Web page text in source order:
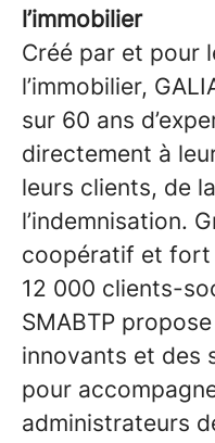
l’immobilier
Créé par et pour
l’immobilier,
sur 60 ans
directement à
leurs clients, de
l’indemnisation.
coopératif et fort
12 000 clients-
SMABTP
innovants et des
pour
administrateurs